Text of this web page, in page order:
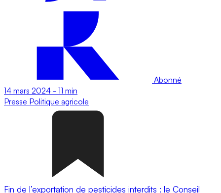
Abonné
14 mars 2024 - 11 min
Presse Politique agricole
Fin de l’exportation de pesticides interdits : le Conseil